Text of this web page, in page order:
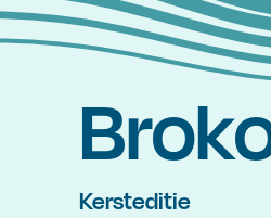
Kersteditie